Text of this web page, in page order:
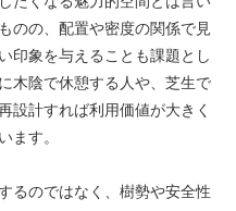
のの、配置や密度の関係で見
印象を与えることも課題とし
木陰で休憩する人や、芝生で
設計すれば利用価値が大きく
ます。
るのではなく、樹勢や安全性